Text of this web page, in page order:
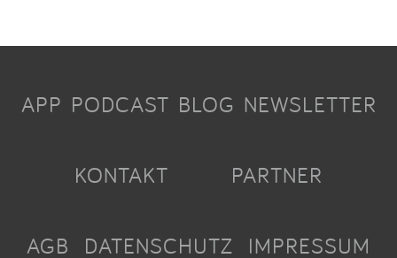
APP PODCAST BLOG NEWSLETTER
KONTAKT PARTNER
AGB DATENSCHUTZ IMPRESSUM